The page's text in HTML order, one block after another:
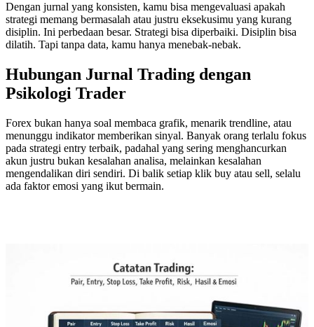
Dengan jurnal yang konsisten, kamu bisa mengevaluasi apakah
strategi memang bermasalah atau justru eksekusimu yang kurang
disiplin. Ini perbedaan besar. Strategi bisa diperbaiki. Disiplin bisa
dilatih. Tapi tanpa data, kamu hanya menebak-nebak.
Hubungan Jurnal Trading dengan
Psikologi Trader
Forex bukan hanya soal membaca grafik, menarik trendline, atau
menunggu indikator memberikan sinyal. Banyak orang terlalu fokus
pada strategi entry terbaik, padahal yang sering menghancurkan
akun justru bukan kesalahan analisa, melainkan kesalahan
mengendalikan diri sendiri. Di balik setiap klik buy atau sell, selalu
ada faktor emosi yang ikut bermain.